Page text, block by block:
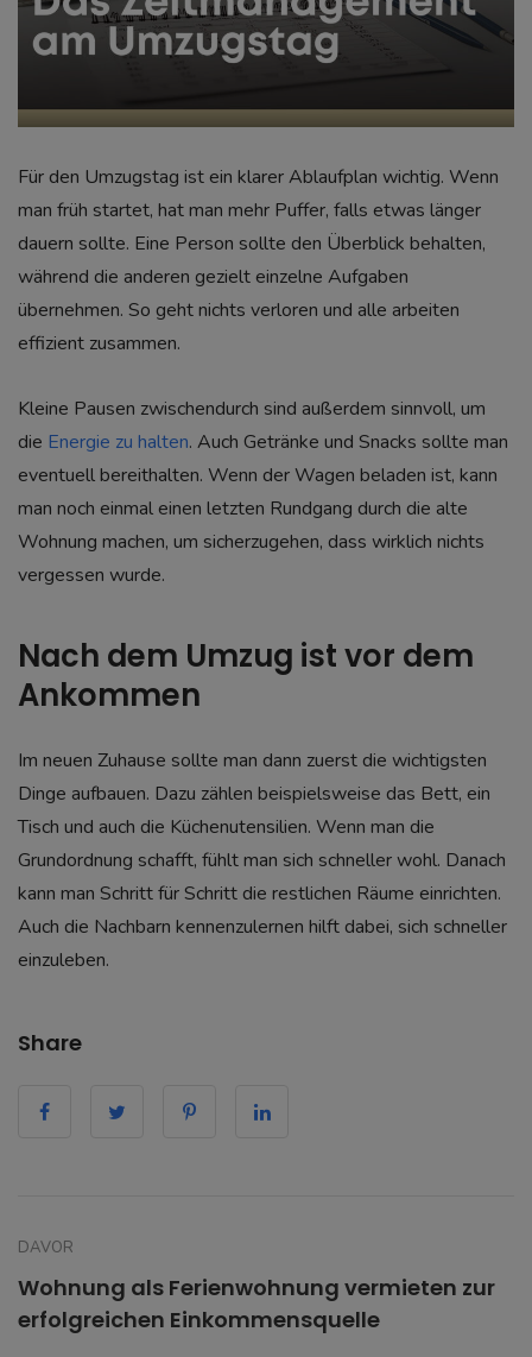
Für den Umzugstag ist ein klarer Ablaufplan wichtig. Wenn
man früh startet, hat man mehr Puffer, falls etwas länger
dauern sollte. Eine Person sollte den Überblick behalten,
während die anderen gezielt einzelne Aufgaben
übernehmen. So geht nichts verloren und alle arbeiten
effizient zusammen.
Kleine Pausen zwischendurch sind außerdem sinnvoll, um
die Energie zu halten. Auch Getränke und Snacks sollte man
eventuell bereithalten. Wenn der Wagen beladen ist, kann
man noch einmal einen letzten Rundgang durch die alte
Wohnung machen, um sicherzugehen, dass wirklich nichts
vergessen wurde.
Nach dem Umzug ist vor dem
Ankommen
Im neuen Zuhause sollte man dann zuerst die wichtigsten
Dinge aufbauen. Dazu zählen beispielsweise das Bett, ein
Tisch und auch die Küchenutensilien. Wenn man die
Grundordnung schafft, fühlt man sich schneller wohl. Danach
kann man Schritt für Schritt die restlichen Räume einrichten.
Auch die Nachbarn kennenzulernen hilft dabei, sich schneller
einzuleben.
Share
DAVOR
Wohnung als Ferienwohnung vermieten zur
erfolgreichen Einkommensquelle